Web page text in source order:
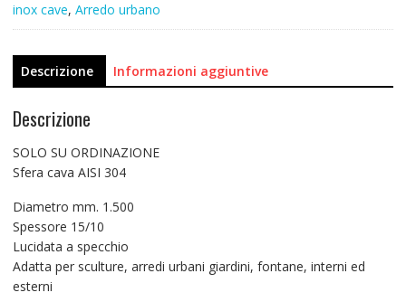
inox cave, Arredo urbano
Descrizione Informazioni aggiuntive
Descrizione
SOLO SU ORDINAZIONE
Sfera cava AISI 304
Diametro mm. 1.500
Spessore 15/10
Lucidata a specchio
Adatta per sculture, arredi urbani giardini, fontane, interni ed
esterni